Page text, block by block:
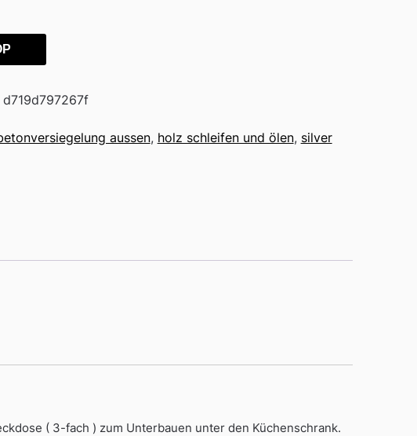
d719d797267f
aussen, holz schleifen und ölen, silver
( 3-fach ) zum Unterbauen unter den Küchenschrank.